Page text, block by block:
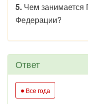
5. Чем занимается
Федерации?
Ответ
● Все года